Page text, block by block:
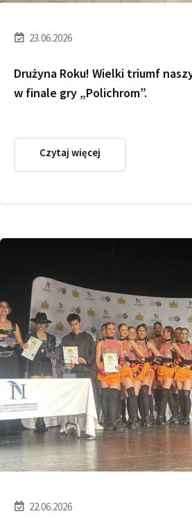
23.06.2026
Drużyna Roku! Wielki triumf
w finale gry „Polichrom”.
Czytaj więcej
22.06.2026